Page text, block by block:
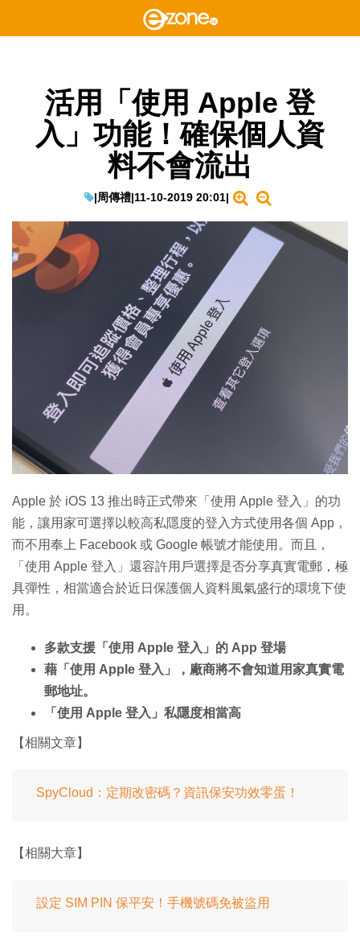
活用「使用 Apple 登
入」功能！確保個人資
料不會流出
|周傳禮|11-10-2019 20:01|
Apple 於 iOS 13 推出時正式帶來「使用 Apple 登入」的功
能，讓用家可選擇以較高私隱度的登入方式使用各個 App，
而不用奉上 Facebook 或 Google 帳號才能使用。而且，
「使用 Apple 登入」還容許用戶選擇是否分享真實電郵，極
具彈性，相當適合於近日保護個人資料風氣盛行的環境下使
用。
多款支援「使用 Apple 登入」的 App 登場
藉「使用 Apple 登入」，廠商將不會知道用家真實電
郵地址。
「使用 Apple 登入」私隱度相當高
【相關文章】
SpyCloud：定期改密碼？資訊保安功效零蛋！
【相關大章】
設定 SIM PIN 保平安！手機號碼免被盜用